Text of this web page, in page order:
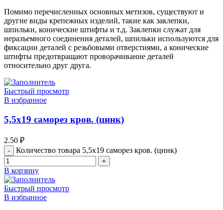
Помимо перечисленных основных метизов, существуют и
другие виды крепежных изделий, такие как заклепки,
шпильки, конические штифты и т.д. Заклепки служат для
неразъемного соединения деталей, шпильки используются для
фиксации деталей с резьбовыми отверстиями, а конические
штифты предотвращают проворачивание деталей
относительно друг друга.
Быстрый просмотр
В избранное
5,5х19 саморез кров. (цинк)
2.50 ₽
Количество товара 5,5х19 саморез кров. (цинк)
В корзину
Быстрый просмотр
В избранное